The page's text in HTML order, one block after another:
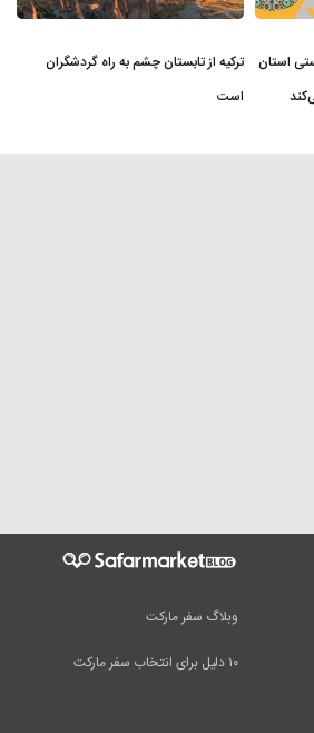
استان
ترکیه از تابستان چشم به راه گردشگران
است
وبلاگ سفر مارکت
۱۰ دلیل برای انتخاب سفر مارکت